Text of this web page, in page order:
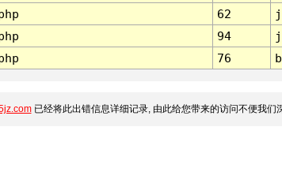
62
94
76
已经将此出错信息详细记录, 由此给您带来的访问不便我们